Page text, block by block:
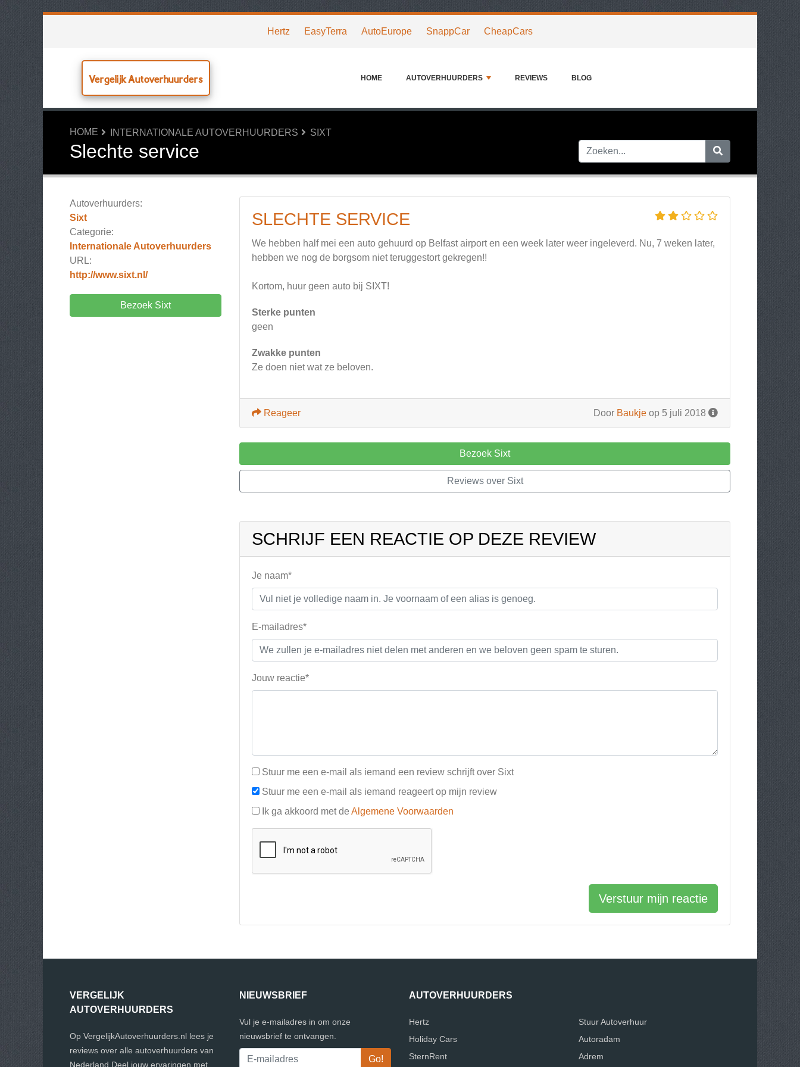
Hertz EasyTerra AutoEurope SnappCar CheapCars
Vergelijk Autoverhuurders HOME AUTOVERHUURDERS REVIEWS BLOG
HOME INTERNATIONALE AUTOVERHUURDERS SIXT
Slechte service
Autoverhuurders:
Sixt
Categorie:
Internationale Autoverhuurders
URL:
http://www.sixt.nl/
Bezoek Sixt
SLECHTE SERVICE
We hebben half mei een auto gehuurd op Belfast airport en een week later weer ingeleverd. Nu, 7 weken later,
hebben we nog de borgsom niet teruggestort gekregen!!
Kortom, huur geen auto bij SIXT!
Sterke punten
geen
Zwakke punten
Ze doen niet wat ze beloven.
Door Baukje op 5 juli 2018
Reageer
Bezoek Sixt
Reviews over Sixt
SCHRIJF EEN REACTIE OP DEZE REVIEW
Je naam*
E-mailadres*
Jouw reactie*
Stuur me een e-mail als iemand een review schrijft over Sixt
Stuur me een e-mail als iemand reageert op mijn review
Ik ga akkoord met de Algemene Voorwaarden
Verstuur mijn reactie
VERGELIJK
AUTOVERHUURDERS
Op VergelijkAutoverhuurders.nl lees je
reviews over alle autoverhuurders van
Nederland.Deel jouw ervaringen met
NIEUWSBRIEF
Vul je e-mailadres in om onze
nieuwsbrief te ontvangen.
AUTOVERHUURDERS
Hertz
Holiday Cars
SternRent
Stuur Autoverhuur
Autoradam
Adrem